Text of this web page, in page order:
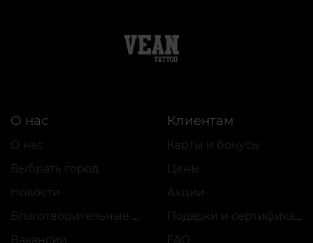
О нас
О нас
Выбрать город
Новости
Благотворительные проекты
Вакансии
Клиентам
Карты и бонусы
Цены
Акции
Подарки и сертификаты
FAQ